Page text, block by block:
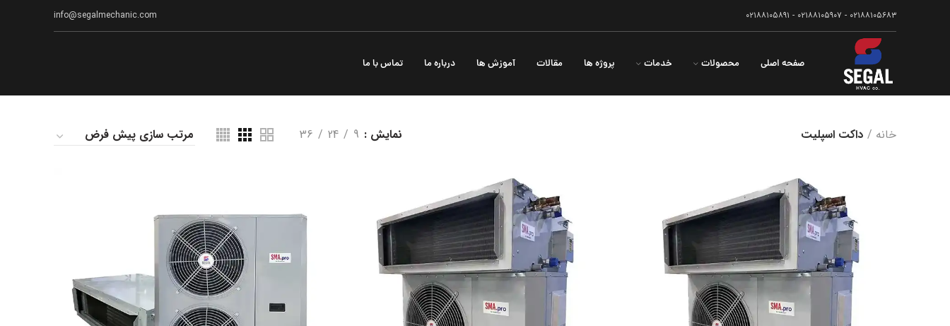
۰۲۱۸۸۱۰۵۶۸۳ - ۰۲۱۸۸۱۰۵۹۰۷ - ۰۲۱۸۸۱۰۵۸۹۱ info@segalmechanic.com
صفحه اصلی محصولات خدمات پروژه ها مقالات آموزش ها درباره ما تماس با ما
خانه داکت اسپلیت نمایش 9
24
36